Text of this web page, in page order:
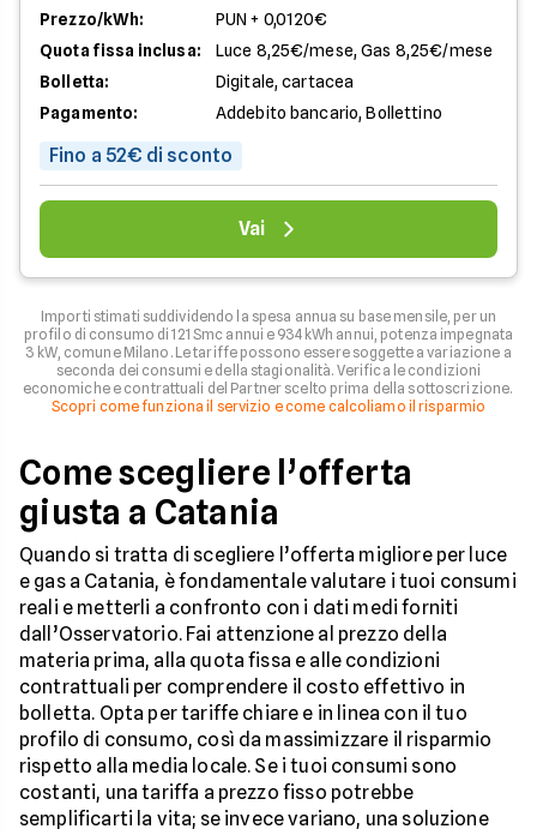
Prezzo/kWh:
PUN + 0,0120€
Quota fissa inclusa:
Luce 8,25€/mese, Gas 8,25€/mese
Bolletta:
Digitale, cartacea
Pagamento:
Addebito bancario, Bollettino
Fino a 52€ di sconto
Vai
Importi stimati suddividendo la spesa annua su base mensile, per un
profilo di consumo di 121 Smc annui e 934 kWh annui, potenza impegnata
3 kW, comune Milano. Le tariffe possono essere soggette a variazione a
seconda dei consumi e della stagionalità. Verifica le condizioni
economiche e contrattuali del Partner scelto prima della sottoscrizione.
Scopri come funziona il servizio e come calcoliamo il risparmio
Come scegliere l’offerta
giusta a Catania
Quando si tratta di scegliere l’offerta migliore per luce
e gas a Catania, è fondamentale valutare i tuoi consumi
reali e metterli a confronto con i dati medi forniti
dall’Osservatorio. Fai attenzione al prezzo della
materia prima, alla quota fissa e alle condizioni
contrattuali per comprendere il costo effettivo in
bolletta. Opta per tariffe chiare e in linea con il tuo
profilo di consumo, così da massimizzare il risparmio
rispetto alla media locale. Se i tuoi consumi sono
costanti, una tariffa a prezzo fisso potrebbe
semplificarti la vita; se invece variano, una soluzione